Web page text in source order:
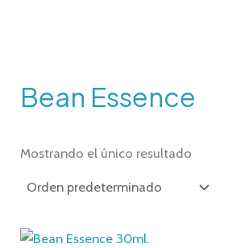
Bean Essence
Mostrando el único resultado